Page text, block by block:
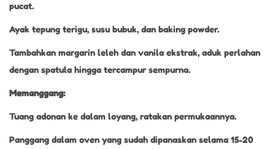
pucat.
Ayak tepung terigu, susu bubuk, dan baking powder.
Tambahkan margarin leleh dan vanila ekstrak, aduk perlahan
dengan spatula hingga tercampur sempurna.
Memanggang:
Tuang adonan ke dalam loyang, ratakan permukaannya.
Panggang dalam oven yang sudah dipanaskan selama 15-20